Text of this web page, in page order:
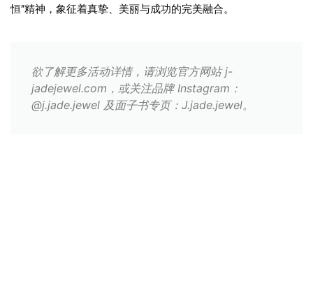
恒”精神，象征着真挚、美丽与成功的完美融合。
欲了解更多活动详情，请浏览官方网站 j-
jadejewel.com，或关注品牌 Instagram：
@j.jade.jewel 及面子书专页：J.jade.jewel。